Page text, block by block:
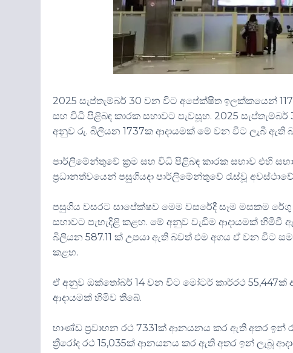
2025 සැප්තැම්බර් 30 වන විට අපේක්ෂිත ඉලක්කයෙන්
සහ විධි පිළිබඳ කාරක සභාවට පැවසූහ. 2025
අනුව රු. බිලියන 1737ක ආදායමක් මේ වන විට ලැබී ඇති
පාර්ලිමේන්තුවේ ක්‍රම සහ විධි පිළිබඳ කාරක සභාව එහි
ප්‍රධානත්වයෙන් පසුගියදා පාර්ලිමේන්තුවේ රැස්වූ
පසුගිය වසරට සාපේක්ෂව මෙම වසරේදී සෑම මසකම
සභාවට පැහැදිළි කළහ. මේ අනුව වැඩිම ආදායමක්
බිලියන 587.11 ක් උපයා ඇති බවත් එම අගය ඒ වන විට
කළහ.
ඒ අනුව ඔක්තෝබර් 14 වන විට මෝටර් කාර්රථ
ආදායමක් හිමිව තිබේ.
භාණ්ඩ ප්‍රවාහන රථ 7331ක් ආනයනය කර ඇති අතර ඉන්
ත්‍රීරෝද රථ 15,035ක් ආනයනය කර ඇති අතර ඉන් ලැබූ